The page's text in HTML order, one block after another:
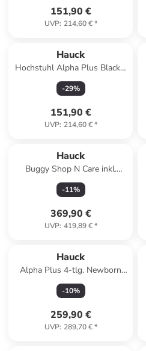
151,90 €
UVP: 214,60 €*
Hauck
Hochstuhl Alpha Plus Black -
im Sparset in gray
-29%
151,90 €
UVP: 214,60 €*
Hauck
Buggy Shop N Care inkl.
Reboarder Pearl in
grau,schwarz
-11%
369,90 €
UVP: 419,89 €*
Hauck
Alpha Plus 4-tlg. Newborn
Set in gray
-10%
259,90 €
UVP: 289,70 €*